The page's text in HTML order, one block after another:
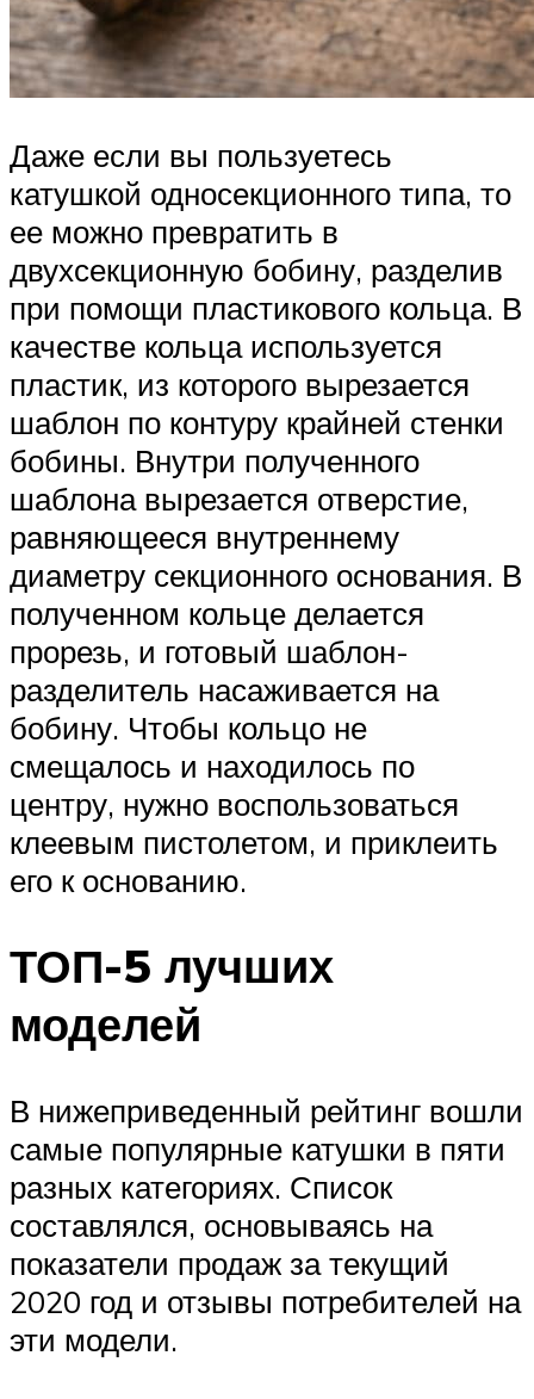
Даже если вы пользуетесь
катушкой односекционного типа, то
ее можно превратить в
двухсекционную бобину, разделив
при помощи пластикового кольца. В
качестве кольца используется
пластик, из которого вырезается
шаблон по контуру крайней стенки
бобины. Внутри полученного
шаблона вырезается отверстие,
равняющееся внутреннему
диаметру секционного основания. В
полученном кольце делается
прорезь, и готовый шаблон-
разделитель насаживается на
бобину. Чтобы кольцо не
смещалось и находилось по
центру, нужно воспользоваться
клеевым пистолетом, и приклеить
его к основанию.
ТОП-5 лучших
моделей
В нижеприведенный рейтинг вошли
самые популярные катушки в пяти
разных категориях. Список
составлялся, основываясь на
показатели продаж за текущий
2020 год и отзывы потребителей на
эти модели.